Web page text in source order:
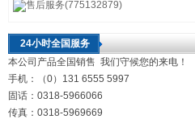
售后服务(775132879)
24小时全国服务
本公司产品全国销售 我们守候您的来电！
手机：（0）131 6555 5997
固话：0318-5966066
传真：0318-5969669